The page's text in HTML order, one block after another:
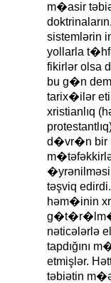
m�asir
sistemlərin
yollarla
fikirlər olsa
bu g�n
tarix�ilər
xristianlıq
d�vr�n bir
�yrənilməsi
təşviq
həm�inin
g�t�r�lm�ş
nəticələrlə
tapdığını
etmişlər.
təbiətin